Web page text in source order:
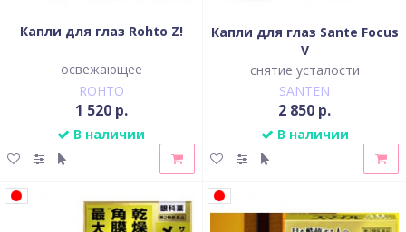
Капли для глаз Rohto Z!
освежающее
ROHTO
1 520 р.
В наличии
Капли для глаз Sante Focus
V
снятие усталости
SANTEN
2 850 р.
В наличии